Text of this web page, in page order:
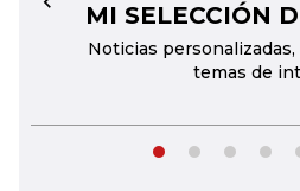
MI SELECCIÓN
Noticias personalizadas,
temas de
←